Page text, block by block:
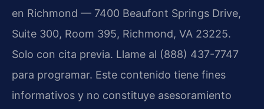
en Richmond — 7400 Beaufont Springs Drive,
Suite 300, Room 395, Richmond, VA 23225.
Solo con cita previa. Llame al (888) 437-7747
para programar. Este contenido tiene fines
informativos y no constituye asesoramiento